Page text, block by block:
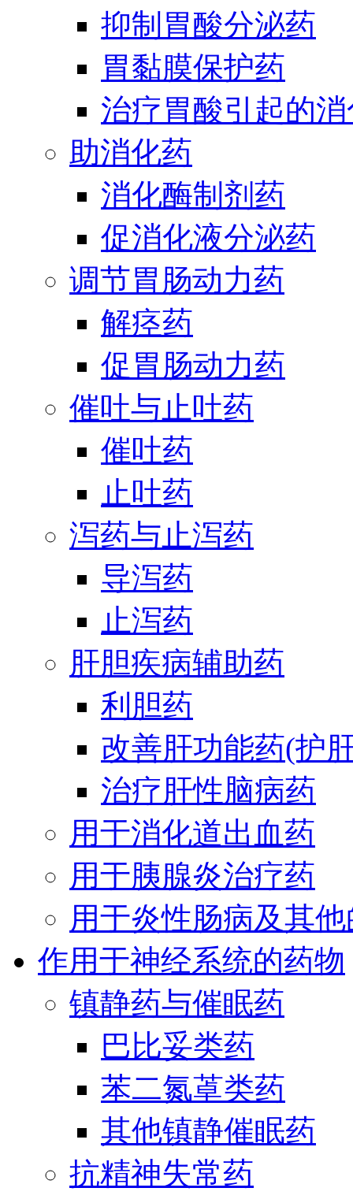
抑制胃酸分泌药
胃黏膜保护药
治疗胃酸引起的
助消化药
消化酶制剂药
促消化液分泌药
调节胃肠动力药
解痉药
促胃肠动力药
催吐与止吐药
催吐药
止吐药
泻药与止泻药
导泻药
止泻药
肝胆疾病辅助药
利胆药
改善肝功能药(护
治疗肝性脑病药
用于消化道出血药
用于胰腺炎治疗药
用于炎性肠病及其
作用于神经系统的药物
镇静药与催眠药
巴比妥类药
苯二氮䓬类药
其他镇静催眠药
抗精神失常药